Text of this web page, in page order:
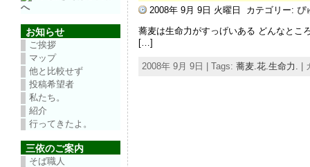
お知らせ
ご挨拶
マップ
他と比較せず
投稿希望者
私たち。
紹介
行ってきたよ。
三依のご案内
そば職人
2008年 9月 9日 火曜日 カテゴリー: ぴ
蕎麦は生命力がすっげいある どんなと
[…]
2008年 9月 9日 | Tags: 蕎麦.花.生命力. |